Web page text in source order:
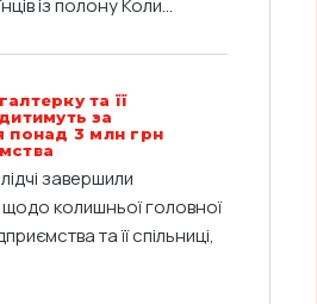
зустрічає українців із полону Коли...
та її
за
понад 3 млн грн
завершили
колишньої головної
та її спільниці,